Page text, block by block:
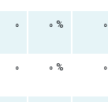
۰ ۰ % ۰
۰ ۰ % ۰